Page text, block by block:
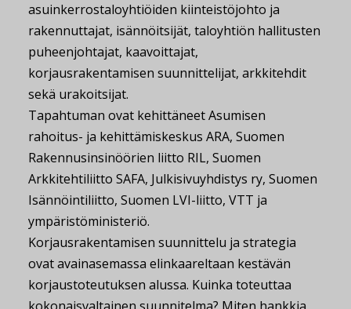
asuinkerrostaloyhtiöiden kiinteistöjohto ja
rakennuttajat, isännöitsijät, taloyhtiön hallitusten
puheenjohtajat, kaavoittajat,
korjausrakentamisen suunnittelijat, arkkitehdit
sekä urakoitsijat.
Tapahtuman ovat kehittäneet Asumisen
rahoitus- ja kehittämiskeskus ARA, Suomen
Rakennusinsinöörien liitto RIL, Suomen
Arkkitehtiliitto SAFA, Julkisivuyhdistys ry, Suomen
Isännöintiliitto, Suomen LVI-liitto, VTT ja
ympäristöministeriö.
Korjausrakentamisen suunnittelu ja strategia
ovat avainasemassa elinkaareltaan kestävän
korjaustoteutuksen alussa. Kuinka toteuttaa